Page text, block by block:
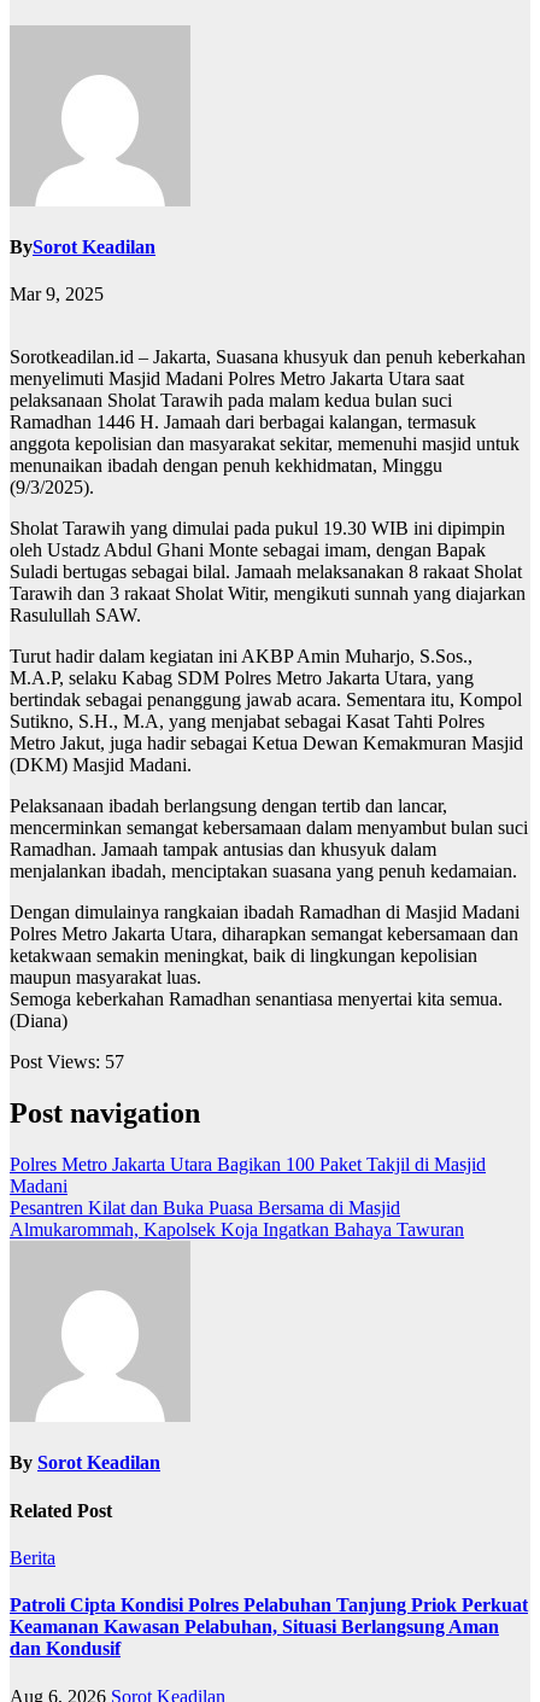
BySorot Keadilan
Mar 9, 2025
Sorotkeadilan.id – Jakarta, Suasana khusyuk dan penuh keberkahan
menyelimuti Masjid Madani Polres Metro Jakarta Utara saat
pelaksanaan Sholat Tarawih pada malam kedua bulan suci
Ramadhan 1446 H. Jamaah dari berbagai kalangan, termasuk
anggota kepolisian dan masyarakat sekitar, memenuhi masjid untuk
menunaikan ibadah dengan penuh kekhidmatan, Minggu
(9/3/2025).
Sholat Tarawih yang dimulai pada pukul 19.30 WIB ini dipimpin
oleh Ustadz Abdul Ghani Monte sebagai imam, dengan Bapak
Suladi bertugas sebagai bilal. Jamaah melaksanakan 8 rakaat Sholat
Tarawih dan 3 rakaat Sholat Witir, mengikuti sunnah yang diajarkan
Rasulullah SAW.
Turut hadir dalam kegiatan ini AKBP Amin Muharjo, S.Sos.,
M.A.P, selaku Kabag SDM Polres Metro Jakarta Utara, yang
bertindak sebagai penanggung jawab acara. Sementara itu, Kompol
Sutikno, S.H., M.A, yang menjabat sebagai Kasat Tahti Polres
Metro Jakut, juga hadir sebagai Ketua Dewan Kemakmuran Masjid
(DKM) Masjid Madani.
Pelaksanaan ibadah berlangsung dengan tertib dan lancar,
mencerminkan semangat kebersamaan dalam menyambut bulan suci
Ramadhan. Jamaah tampak antusias dan khusyuk dalam
menjalankan ibadah, menciptakan suasana yang penuh kedamaian.
Dengan dimulainya rangkaian ibadah Ramadhan di Masjid Madani
Polres Metro Jakarta Utara, diharapkan semangat kebersamaan dan
ketakwaan semakin meningkat, baik di lingkungan kepolisian
maupun masyarakat luas.
Semoga keberkahan Ramadhan senantiasa menyertai kita semua.
(Diana)
Post Views: 57
Post navigation
Polres Metro Jakarta Utara Bagikan 100 Paket Takjil di Masjid
Madani
Pesantren Kilat dan Buka Puasa Bersama di Masjid
Almukarommah, Kapolsek Koja Ingatkan Bahaya Tawuran
By Sorot Keadilan
Related Post
Berita
Patroli Cipta Kondisi Polres Pelabuhan Tanjung Priok Perkuat
Keamanan Kawasan Pelabuhan, Situasi Berlangsung Aman
dan Kondusif
Aug 6, 2026 Sorot Keadilan